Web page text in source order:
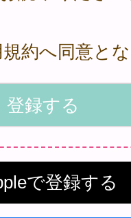
約へ同意と
で登録する